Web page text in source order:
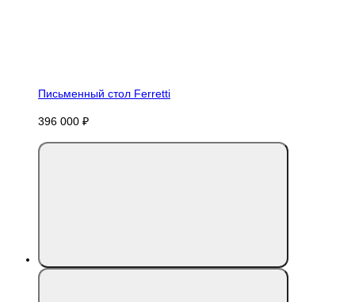
Письменный стол Ferretti
396 000 ₽